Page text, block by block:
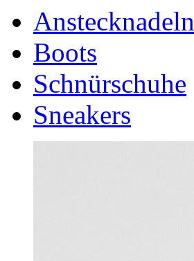
Anstecknadeln
Boots
Schnürschuhe
Sneakers